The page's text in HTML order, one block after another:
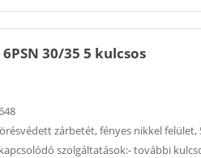
30/35 5 kulcsos
zárbetét, fényes nikkel
szolgáltatások:- további